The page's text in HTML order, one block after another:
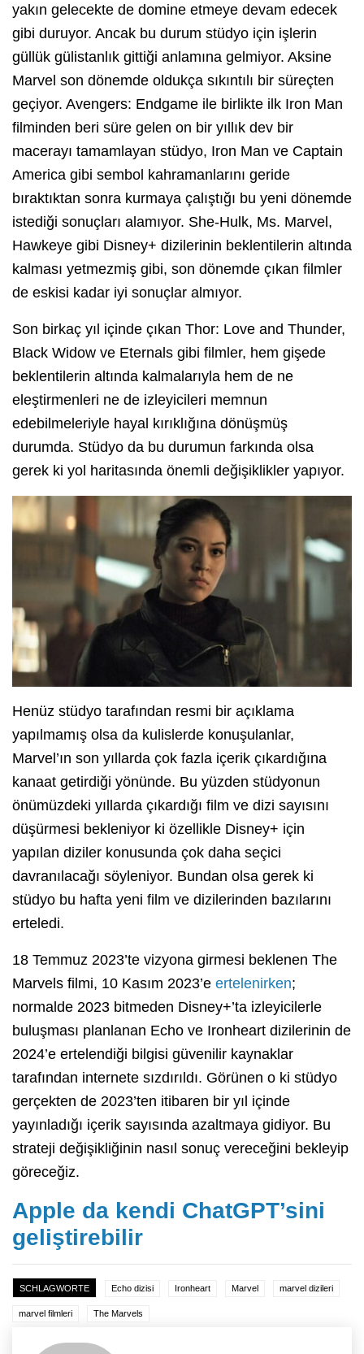
yakın gelecekte de domine etmeye devam edecek
gibi duruyor. Ancak bu durum stüdyo için işlerin
güllük gülistanlık gittiği anlamına gelmiyor. Aksine
Marvel son dönemde oldukça sıkıntılı bir süreçten
geçiyor. Avengers: Endgame ile birlikte ilk Iron Man
filminden beri süre gelen on bir yıllık dev bir
macerayı tamamlayan stüdyo, Iron Man ve Captain
America gibi sembol kahramanlarını geride
bıraktıktan sonra kurmaya çalıştığı bu yeni dönemde
istediği sonuçları alamıyor. She-Hulk, Ms. Marvel,
Hawkeye gibi Disney+ dizilerinin beklentilerin altında
kalması yetmezmiş gibi, son dönemde çıkan filmler
de eskisi kadar iyi sonuçlar almıyor.
Son birkaç yıl içinde çıkan Thor: Love and Thunder,
Black Widow ve Eternals gibi filmler, hem gişede
beklentilerin altında kalmalarıyla hem de ne
eleştirmenleri ne de izleyicileri memnun
edebilmeleriyle hayal kırıklığına dönüşmüş
durumda. Stüdyo da bu durumun farkında olsa
gerek ki yol haritasında önemli değişiklikler yapıyor.
Henüz stüdyo tarafından resmi bir açıklama
yapılmamış olsa da kulislerde konuşulanlar,
Marvel’ın son yıllarda çok fazla içerik çıkardığına
kanaat getirdiği yönünde. Bu yüzden stüdyonun
önümüzdeki yıllarda çıkardığı film ve dizi sayısını
düşürmesi bekleniyor ki özellikle Disney+ için
yapılan diziler konusunda çok daha seçici
davranılacağı söyleniyor. Bundan olsa gerek ki
stüdyo bu hafta yeni film ve dizilerinden bazılarını
erteledi.
18 Temmuz 2023’te vizyona girmesi beklenen The
Marvels filmi, 10 Kasım 2023’e ertelenirken;
normalde 2023 bitmeden Disney+’ta izleyicilerle
buluşması planlanan Echo ve Ironheart dizilerinin de
2024’e ertelendiği bilgisi güvenilir kaynaklar
tarafından internete sızdırıldı. Görünen o ki stüdyo
gerçekten de 2023’ten itibaren bir yıl içinde
yayınladığı içerik sayısında azaltmaya gidiyor. Bu
strateji değişikliğinin nasıl sonuç vereceğini bekleyip
göreceğiz.
Apple da kendi ChatGPT’sini
geliştirebilir
SCHLAGWORTE Echo dizisi Ironheart Marvel marvel dizileri
marvel filmleri The Marvels